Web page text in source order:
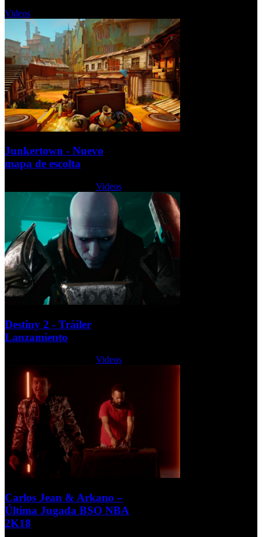
Videos
Junkertown - Nuevo
mapa de escolta
Videos
Destiny 2 - Tráiler
Lanzamiento
Videos
Carlos Jean & Arkano –
Última Jugada BSO NBA
2K18